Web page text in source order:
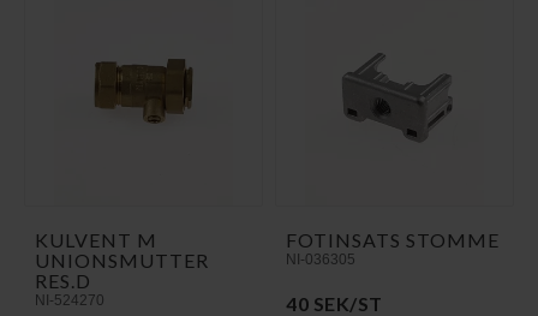
KULVENT M
UNIONSMUTTER
RES.D
NI-524270
FOTINSATS STOMME
NI-036305
40 SEK/ST